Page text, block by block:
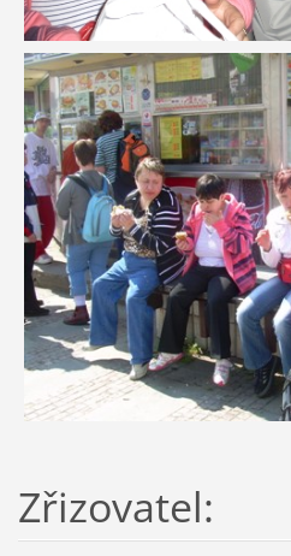
Zřizovatel: